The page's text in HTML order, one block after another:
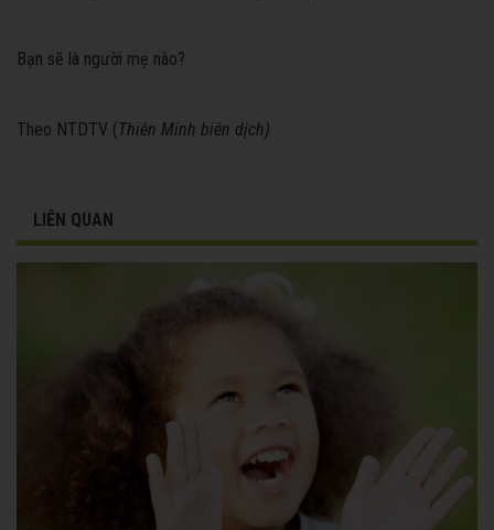
Bạn sẽ là người mẹ nào?
Theo NTDTV (Thiên Minh biên dịch)
LIÊN QUAN